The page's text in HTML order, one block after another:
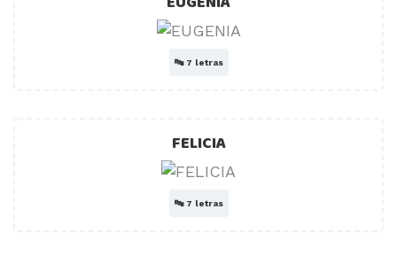
🔤 7 letras
FELICIA
🔤 7 letras